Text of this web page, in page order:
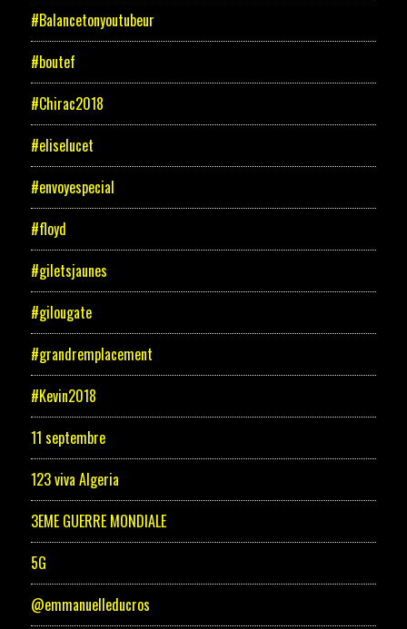
#Balancetonyoutubeur
#boutef
#Chirac2018
#eliselucet
#envoyespecial
#floyd
#giletsjaunes
#gilougate
#grandremplacement
#Kevin2018
11 septembre
123 viva Algeria
3EME GUERRE MONDIALE
5G
@emmanuelleducros